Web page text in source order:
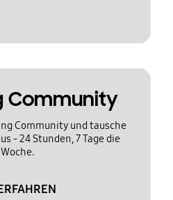
Community
Community und tausche
- 24 Stunden, 7 Tage die
Woche.